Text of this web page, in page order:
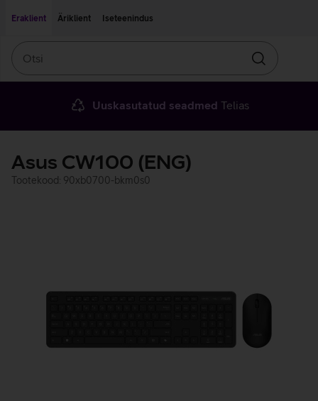
Eraklient
Äriklient Iseteenindus
Otsin
Uuskasutatud seadmed Telias
Asus CW100 (ENG)
Tootekood: 90xb0700-bkm0s0